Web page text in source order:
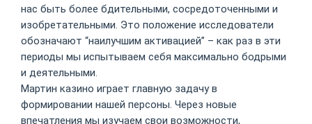
нас быть более бдительными, сосредоточенными и
изобретательными. Это положение исследователи
обозначают “наилучшим активацией” – как раз в эти
периоды мы испытываем себя максимально бодрыми
и деятельными.
Мартин казино играет главную задачу в
формировании нашей персоны. Через новые
впечатления мы изучаем свои возможности,